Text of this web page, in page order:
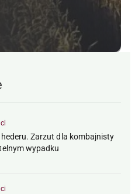
hederu. Zarzut dla kombajnisty
wypadku